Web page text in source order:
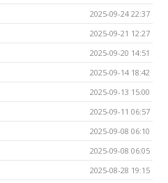
2025-09-24 22:37
2025-09-21 12:27
2025-09-20 14:51
2025-09-14 18:42
2025-09-13 15:00
2025-09-11 06:57
2025-09-08 06:10
2025-09-08 06:05
2025-08-28 19:15